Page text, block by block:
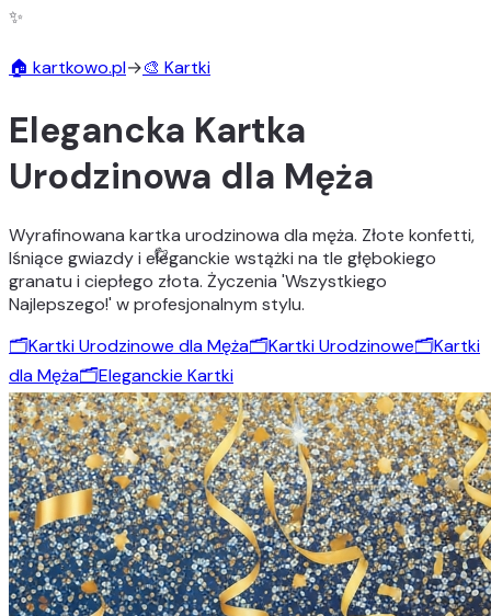
✨
🎨
🏠 kartkowo.pl→🎨 Kartki
Elegancka Kartka
Urodzinowa dla Męża
Wyrafinowana kartka urodzinowa dla męża. Złote konfetti,
lśniące gwiazdy i eleganckie wstążki na tle głębokiego
granatu i ciepłego złota. Życzenia 'Wszystkiego
Najlepszego!' w profesjonalnym stylu.
🗂️Kartki Urodzinowe dla Męża🗂️Kartki Urodzinowe🗂️Kartki
dla Męża🗂️Eleganckie Kartki